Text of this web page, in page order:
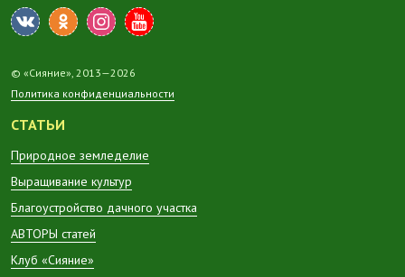
© «Сияние», 2013—2026
Политика конфиденциальности
СТАТЬИ
Природное земледелие
Выращивание культур
Благоустройство дачного участка
АВТОРЫ статей
Клуб «Сияние»